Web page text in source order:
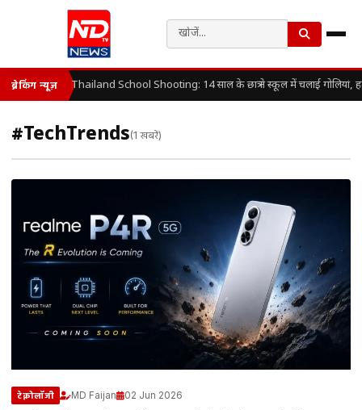
ब्रेकिंग न्यूज़ Thailand School Shooting: 14 साल के छात्र ने स्कूल में चलाई गोलियां,
#TechTrends(1 खबरें)
टेक्नोलॉजी MD Faijan 02 Jun 2026